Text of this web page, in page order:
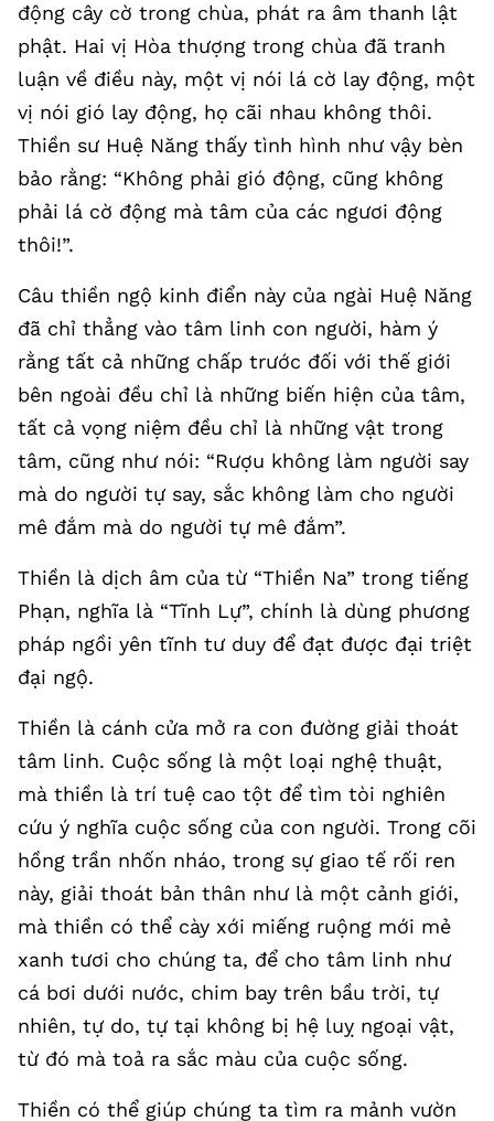
động cây cờ trong chùa, phát ra âm thanh lật
phật. Hai vị Hòa thượng trong chùa đã tranh
luận về điều này, một vị nói lá cờ lay động, một
vị nói gió lay động, họ cãi nhau không thôi.
Thiền sư Huệ Năng thấy tình hình như vậy bèn
bảo rằng: “Không phải gió động, cũng không
phải lá cờ động mà tâm của các ngươi động
thôi!”.
Câu thiền ngộ kinh điển này của ngài Huệ Năng
đã chỉ thẳng vào tâm linh con người, hàm ý
rằng tất cả những chấp trước đối với thế giới
bên ngoài đều chỉ là những biến hiện của tâm,
tất cả vọng niệm đều chỉ là những vật trong
tâm, cũng như nói: “Rượu không làm người say
mà do người tự say, sắc không làm cho người
mê đắm mà do người tự mê đắm”.
Thiền là dịch âm của từ “Thiền Na” trong tiếng
Phạn, nghĩa là “Tĩnh Lự”, chính là dùng phương
pháp ngồi yên tĩnh tư duy để đạt được đại triệt
đại ngộ.
Thiền là cánh cửa mở ra con đường giải thoát
tâm linh. Cuộc sống là một loại nghệ thuật,
mà thiền là trí tuệ cao tột để tìm tòi nghiên
cứu ý nghĩa cuộc sống của con người. Trong cõi
hồng trần nhốn nháo, trong sự giao tế rối ren
này, giải thoát bản thân như là một cảnh giới,
mà thiền có thể cày xới miếng ruộng mới mẻ
xanh tươi cho chúng ta, để cho tâm linh như
cá bơi dưới nước, chim bay trên bầu trời, tự
nhiên, tự do, tự tại không bị hệ luỵ ngoại vật,
từ đó mà toả ra sắc màu của cuộc sống.
Thiền có thể giúp chúng ta tìm ra mảnh vườn